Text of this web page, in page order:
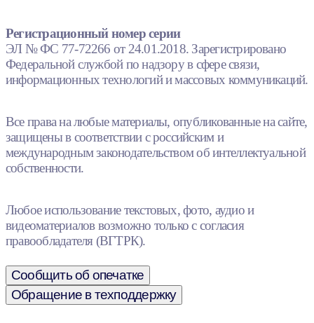
Регистрационный номер серии
ЭЛ № ФС 77-72266 от 24.01.2018. Зарегистрировано
Федеральной службой по надзору в сфере связи,
информационных технологий и массовых коммуникаций.
Все права на любые материалы, опубликованные на сайте,
защищены в соответствии с российским и
международным законодательством об интеллектуальной
собственности.
Любое использование текстовых, фото, аудио и
видеоматериалов возможно только с согласия
правообладателя (ВГТРК).
Сообщить об опечатке
Обращение в техподдержку